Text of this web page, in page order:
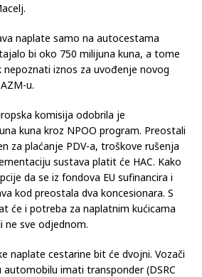
naplate samo na autocestama
bi oko 750 milijuna kuna, a tome
iznos za uvođenje novog
u.
komisija odobrila je
kuna kroz NPOO program. Preostali
za plaćanje PDV-a, troškove rušenja
sustava platit će HAC. Kako
da se iz fondova EU sufinancira i
kod preostala dva koncesionara. S
će i potreba za naplatnim kućicama
ne sve odjednom.
naplate cestarine bit će dvojni. Vozači
imati transponder (DSRC